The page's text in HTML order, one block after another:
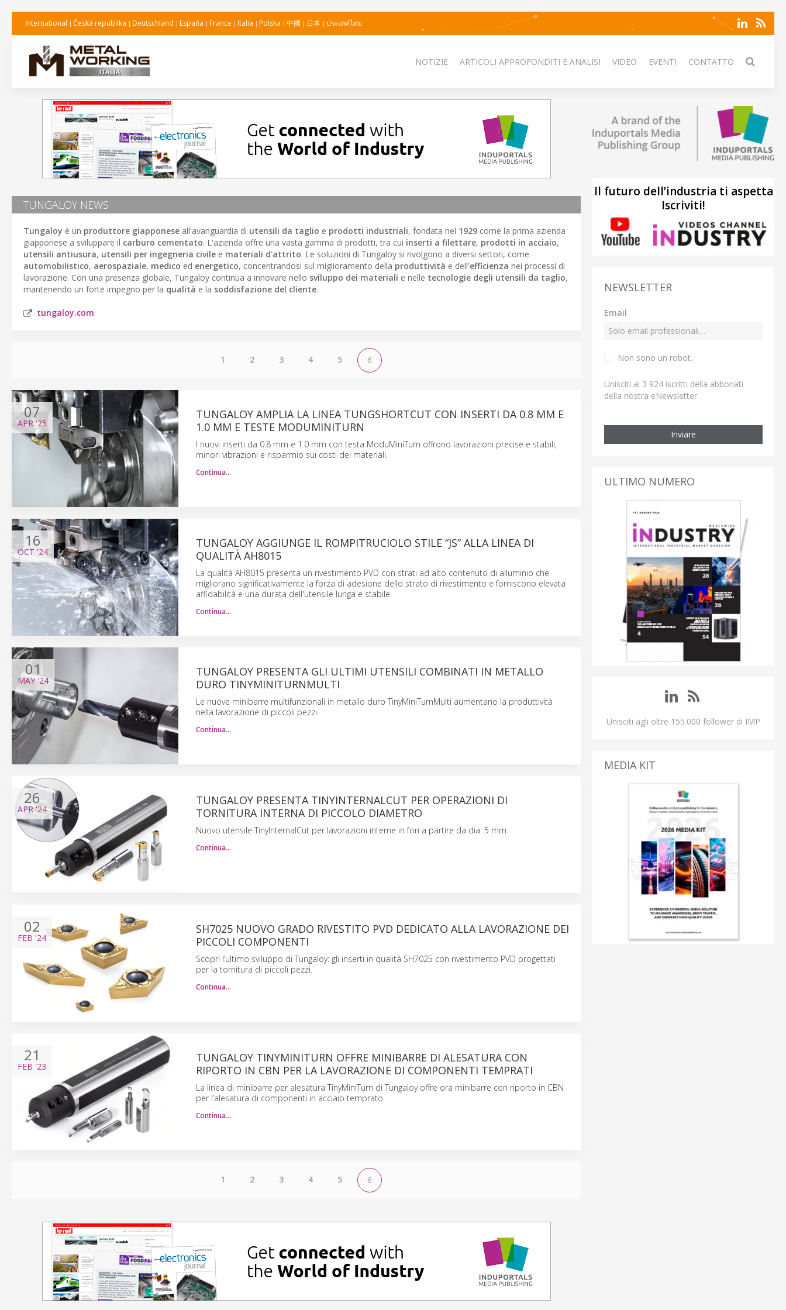
International Česká republika Deutschland España France Italia Polska 中國 日本 ประเทศไทย
NOTIZIE ARTICOLI APPROFONDITI E ANALISI VIDEO EVENTI CONTATTO
TUNGALOY NEWS
Tungaloy è un produttore giapponese all'avanguardia di utensili da taglio e prodotti industriali, fondata nel 1929 come la prima azienda
giapponese a sviluppare il carburo cementato. L'azienda offre una vasta gamma di prodotti, tra cui inserti a filettare, prodotti in acciaio,
utensili antiusura, utensili per ingegneria civile e materiali d'attrito. Le soluzioni di Tungaloy si rivolgono a diversi settori, come
automobilistico, aerospaziale, medico ed energetico, concentrandosi sul miglioramento della produttività e dell'efficienza nei processi di
lavorazione. Con una presenza globale, Tungaloy continua a innovare nello sviluppo dei materiali e nelle tecnologie degli utensili da taglio,
mantenendo un forte impegno per la qualità e la soddisfazione del cliente.
tungaloy.com
1 2 3 4 5 6
07
APR '25
TUNGALOY AMPLIA LA LINEA TUNGSHORTCUT CON INSERTI DA 0.8 MM E
1.0 MM E TESTE MODUMINITURN
I nuovi inserti da 0.8 mm e 1.0 mm con testa ModuMiniTurn offrono lavorazioni precise e stabili,
minori vibrazioni e risparmio sui costi dei materiali.
Continua…
16
OCT '24
TUNGALOY AGGIUNGE IL ROMPITRUCIOLO STILE “JS” ALLA LINEA DI
QUALITÀ AH8015
La qualità AH8015 presenta un rivestimento PVD con strati ad alto contenuto di alluminio che
migliorano significativamente la forza di adesione dello strato di rivestimento e forniscono elevata
affidabilità e una durata dell'utensile lunga e stabile.
Continua…
01
MAY'24
TUNGALOY PRESENTA GLI ULTIMI UTENSILI COMBINATI IN METALLO
DURO TINYMINITURNMULTI
Le nuove minibarre multifunzionali in metallo duro TinyMiniTurnMulti aumentano la produttività
nella lavorazione di piccoli pezzi.
Continua…
26
APR'24
TUNGALOY PRESENTA TINYINTERNALCUT PER OPERAZIONI DI
TORNITURA INTERNA DI PICCOLO DIAMETRO
Nuovo utensile TinyInternalCut per lavorazioni interne in fori a partire da dia. 5 mm.
Continua…
02
FEB '24
SH7025 NUOVO GRADO RIVESTITO PVD DEDICATO ALLA LAVORAZIONE DEI
PICCOLI COMPONENTI
Scopri l’ultimo sviluppo di Tungaloy: gli inserti in qualità SH7025 con rivestimento PVD progettati
per la tornitura di piccoli pezzi.
Continua…
21
FEB '23
TUNGALOY TINYMINITURN OFFRE MINIBARRE DI ALESATURA CON
RIPORTO IN CBN PER LA LAVORAZIONE DI COMPONENTI TEMPRATI
La linea di minibarre per alesatura TinyMiniTurn di Tungaloy offre ora minibarre con riporto in CBN
per l’alesatura di componenti in acciaio temprato.
Continua…
1 2 3 4 5 6
Il futuro dell’industria ti aspetta
Iscriviti!
NEWSLETTER
Email
Non sono un robot.
Unisciti ai 3 924 iscritti della abbonati
della nostra eNewsletter
Inviare
ULTIMO NUMERO
Unisciti agli oltre 155.000 follower di IMP
MEDIA KIT